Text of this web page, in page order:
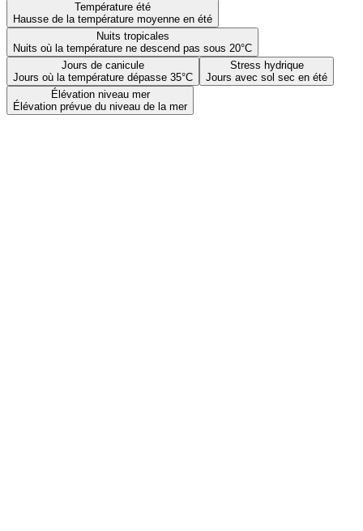
Température été
Hausse de la température moyenne en été
Nuits tropicales
Nuits où la température ne descend pas sous 20°C
Jours de canicule
Jours où la température dépasse 35°C
Stress hydrique
Jours avec sol sec en été
Élévation niveau mer
Élévation prévue du niveau de la mer